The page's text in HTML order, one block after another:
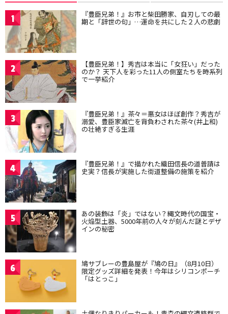
1 『豊臣兄弟！』お市と柴田勝家、自刃しての最
期と「辞世の句」…運命を共にした２人の悲劇
2 【豊臣兄弟！】秀吉は本当に「女狂い」だった
のか？ 天下人を彩った11人の側室たちを時系列
で一挙紹介
3 『豊臣兄弟！』茶々＝悪女はほぼ創作？秀吉が
溺愛、豊臣家滅亡を背負わされた茶々(井上和)
の壮絶すぎる生涯
4 『豊臣兄弟！』で描かれた織田信長の道普請は
史実？信長が実施した街道整備の施策を紹介
5 あの装飾は「炎」ではない？縄文時代の国宝・
火焔型土器、5000年前の人々が刻んだ謎とデザ
インの秘密
6 鳩サブレーの豊島屋が『鳩の日』（8月10日）
限定グッズ詳細を発表！今年はシリコンポーチ
「はとっこ」